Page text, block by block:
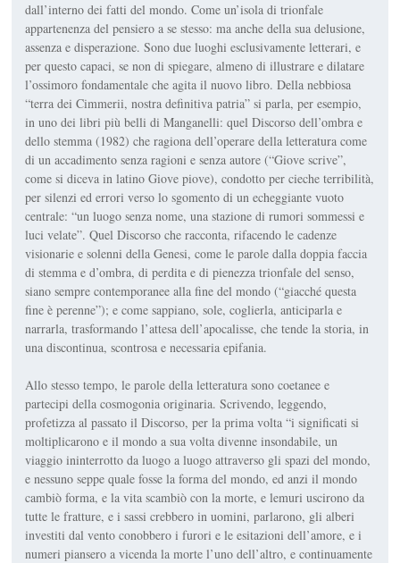
dall’interno dei fatti del mondo. Come un’isola di trionfale
appartenenza del pensiero a se stesso: ma anche della sua delusio­ne,
assenza e disperazione. Sono due luoghi esclusivamente letterari, e
per questo capaci, se non di spiegare, al­meno di illustrare e dilatare
l’ossimoro fondamentale che agita il nuovo libro. Della nebbiosa
“terra dei Cimmerii, nostra definitiva patria” si parla, per esempio,
in uno dei libri più belli di Manganelli: quelDiscorso dell’ombra e
dello stemma(1982) che ragiona dell’operare della letteratura come
di un accadimento senza ragioni e senza autore (“Giove scrive”,
come si diceva in latino Giove piove), condotto per cieche terribilità,
per silenzi ed errori verso lo sgomento di un echeggiante vuoto
centrale: “un luogo senza nome, una stazione di rumori sommessi e
luci velate”. QuelDiscorsoche racconta, rifacendo le cadenze
visionarie e solenni dellaGenesi, come le parole dalla doppia faccia
di stemma e d’ombra, di perdita e di pienezza trionfale del senso,
siano sempre contemporanee alla fine del mondo (“giacché questa
fine è perenne”); e come sappiano, sole, coglierla, anticiparla e
narrarla, trasformando l’attesa dell’apocalisse, che tende la storia, in
una discontinua, scontrosa e necessaria epifania.
Allo stesso tempo, le parole della letteratura sono coetanee e
partecipi della cosmogonia originaria. Scrivendo, leg­gendo,
profetizza al passato ilDiscor­so, per la prima volta “i significati si
moltiplicarono e il mondo a sua volta divenne insondabile, un
viaggio inin­terrotto da luogo a luogo attraverso gli spazi del mondo,
e nessuno seppe quale fosse la forma del mondo, ed anzi il mondo
cambiò forma, e la vita scambiò con la morte, e lemuri uscirono da
tutte le fratture, e i sassi crebbero in uomini, parlarono, gli alberi
investiti dal vento conobbero i furori e le esitazioni dell’amore, e i
numeri piansero a vicenda la morte l’uno dell’altro, e continua­mente